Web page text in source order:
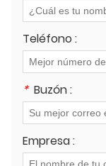
Teléfono :
* Buzón :
Empresa :